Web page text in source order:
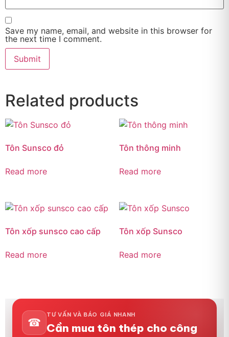
Save my name, email, and website in this browser for
the next time I comment.
Related products
Tôn Sunsco đỏ
Read more
Tôn thông minh
Read more
Tôn xốp sunsco cao cấp
Read more
Tôn xốp Sunsco
Read more
☎
TƯ VẤN VÀ BÁO GIÁ NHANH
Cần mua tôn thép cho công